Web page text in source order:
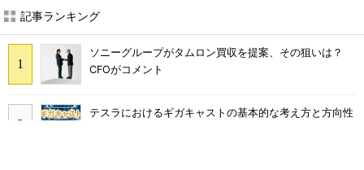
記事ランキング
ソニーグループがタムロン買収を提案、その狙いは？
CFOがコメント
テスラにおけるギガキャストの基本的な考え方と方向性